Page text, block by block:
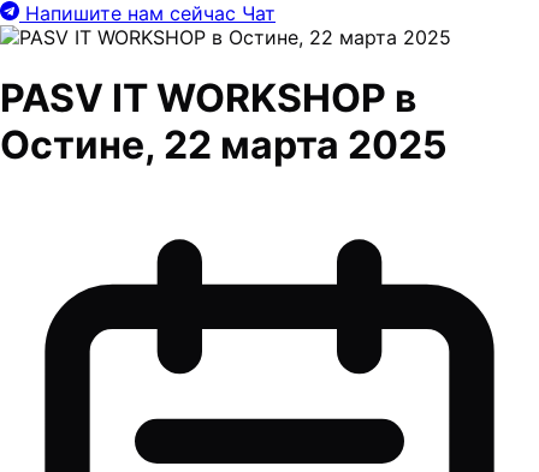
Напишите нам сейчас Чат
PASV IT WORKSHOP в
Остине, 22 марта 2025